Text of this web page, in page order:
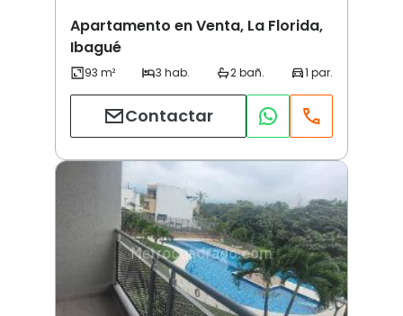
Apartamento en Venta, La Florida,
Ibagué
Contactar